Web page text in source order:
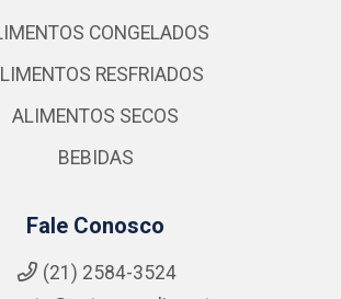
CONGELADOS
RESFRIADOS
ALIMENTOS SECOS
BEBIDAS
Fale Conosco
(21) 2584-3524